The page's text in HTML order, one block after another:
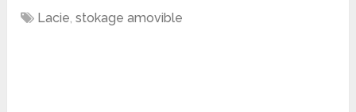
Lacie,stokage amovible